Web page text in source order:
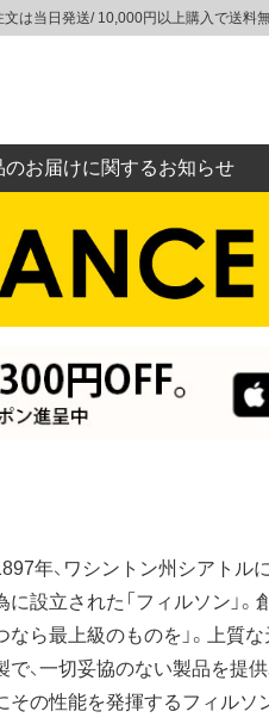
文は当日発送/ 10,000円以上購入で送料
のお届けに関するお知らせ
年、ワシントン州シアトル
に設立された「フィルソン」
なら最上級のものを」。上質
で、一切妥協のない製品を提
その性能を発揮するフィルソ